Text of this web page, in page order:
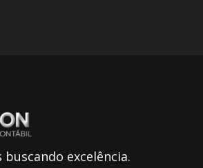
buscando excelência.